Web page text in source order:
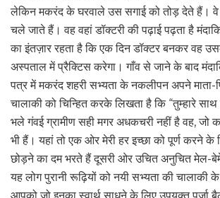
लेकिन मकरंद के घरवाले उस सगाई को तोड़ देते हैं।
चले जाते हैं। वह वहां डॉक्टरी की पढ़ाई पढ़ता है
का इंतज़ार रहता है कि एक दिन डॉक्टर बनकर वह
अस्पताल में प्रैक्टिस करेगा। गाँव से जाने के बाद
पत्र में मकरंद शहरी सभ्यता के नकलीपन अपने माता-
चालाकी को चिन्हित करके लिखता है कि “तुम्हारे साथ
भले गंवई ग्रामीण सही मगर अधकचरी नहीं है वह, जो
भी हैं। यहां तो एक ओर मेरी हर इच्छा को पूर्ण करने
छोड़ने का दम भरते हैं दूसरी ओर उचित अनुचित मेल-
यह लोग पुरानी रूढ़ियों को नयी सभ्यता की